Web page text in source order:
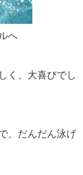
へ
く、大喜びでし
、だんだん泳げ